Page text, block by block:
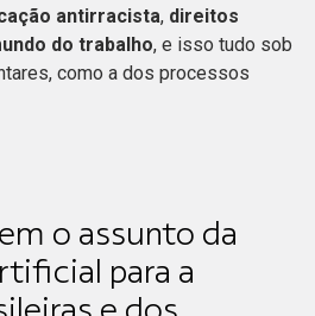
antirracista, direitos
do trabalho, e isso tudo sob
como a dos processos
o assunto da
para a